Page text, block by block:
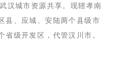
汉城市资源共享。现辖孝南
县、应城、安陆两个县级市
省级开发区，代管汉川市。